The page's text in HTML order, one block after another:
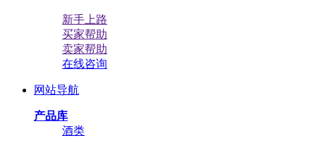
新手上路
买家帮助
卖家帮助
在线咨询
网站导航
产品库
酒类